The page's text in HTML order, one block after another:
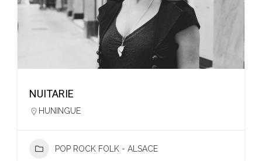
NUITARIE
HUNINGUE
POP ROCK FOLK - ALSACE